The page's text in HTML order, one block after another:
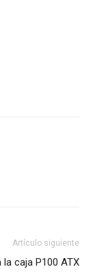
Artículo siguiente
caja P100 ATX